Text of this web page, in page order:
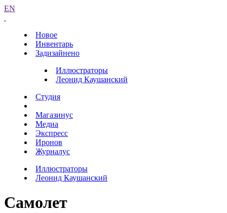
EN
Новое
Инвентарь
Задизайнено
Иллюстраторы
Леонид Каушанский
Студия
Магазинус
Медиа
Экспресс
Иронов
Журналус
Иллюстраторы
Леонид Каушанский
Самолет